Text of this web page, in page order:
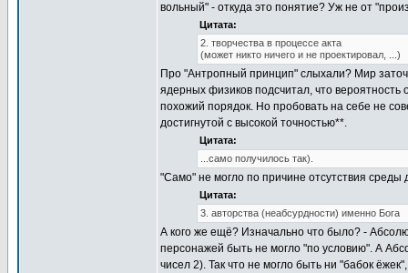
вольный" - откуда это понятие? Уж не от
Цитата:
2. творчества в процессе акта
(может никто ничего и не проектировал, ...)
Про "Антропный принцип" слыхали? Мир
ядерных физиков подсчитал, что вероятность
похожий порядок. Но пробовать на себе не
достигнутой с высокой точностью**.
Цитата:
...само получилось так).
"Само" не могло по причине отсутствия среды
Цитата:
3. авторства (неабсурдности) именно Бога
А кого же ещё? Изначально что было? -
персонажей быть не могло "по условию". А
чисел 2). Так что не могло быть ни "бабок